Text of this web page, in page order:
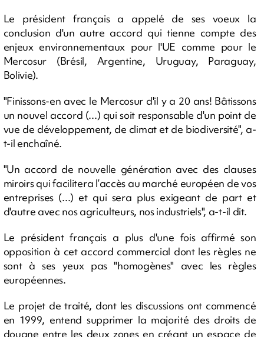
Le président français a appelé de ses voeux la
conclusion d'un autre accord qui tienne compte des
enjeux environnementaux pour l'UE comme pour le
Mercosur (Brésil, Argentine, Uruguay, Paraguay,
Bolivie).
"Finissons-en avec le Mercosur d'il y a 20 ans! Bâtissons
un nouvel accord (...) qui soit responsable d'un point de
vue de développement, de climat et de biodiversité", a-
t-il enchaîné.
"Un accord de nouvelle génération avec des clauses
miroirs qui facilitera l’accès au marché européen de vos
entreprises (...) et qui sera plus exigeant de part et
d'autre avec nos agriculteurs, nos industriels", a-t-il dit.
Le président français a plus d'une fois affirmé son
opposition à cet accord commercial dont les règles ne
sont à ses yeux pas "homogènes" avec les règles
européennes.
Le projet de traité, dont les discussions ont commencé
en 1999, entend supprimer la majorité des droits de
douane entre les deux zones en créant un espace de